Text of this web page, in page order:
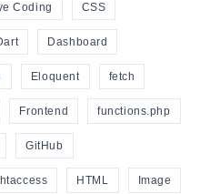
Coding CSS
Dashboard
Eloquent fetch
Frontend functions.php
GitHub
htaccess HTML Image